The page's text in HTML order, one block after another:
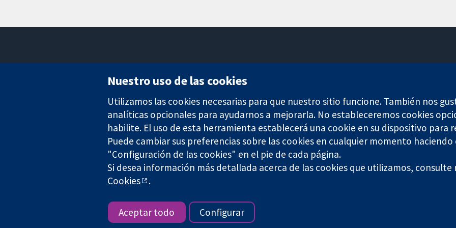
Londres
Reino Unido
The Cochrane Collaboration is a charity (no. 1045921) and a company limited by guarantee (no. 03044323) registered in England &
Copyright © 2026 The Cochrane Collaboration
Nuestro uso de las cookies
Utilizamos las cookies necesarias para que nuestro sitio funcione. También nos
analíticas opcionales para ayudarnos a mejorarla. No estableceremos cookies
habilite. El uso de esta herramienta establecerá una cookie en su dispositivo para
Puede cambiar sus preferencias sobre las cookies en cualquier momento haciendo
"Configuración de las cookies" en el pie de cada página.
Si desea información más detallada acerca de las cookies que utilizamos, consulte
Cookies
.
Aceptar todo Configurar